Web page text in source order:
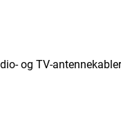
og TV-